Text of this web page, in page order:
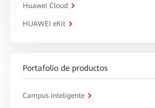
Huawei Cloud
HUAWEI eKit
Portafolio de productos
Campus inteligente